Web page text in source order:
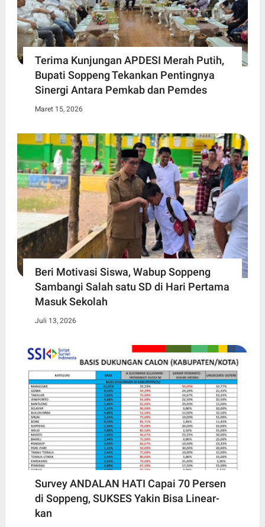
Terima Kunjungan APDESI Merah Putih,
Bupati Soppeng Tekankan Pentingnya
Sinergi Antara Pemkab dan Pemdes
Maret 15, 2026
Beri Motivasi Siswa, Wabup Soppeng
Sambangi Salah satu SD di Hari Pertama
Masuk Sekolah
Juli 13, 2026
Survey ANDALAN HATI Capai 70 Persen
di Soppeng, SUKSES Yakin Bisa Linear-
kan